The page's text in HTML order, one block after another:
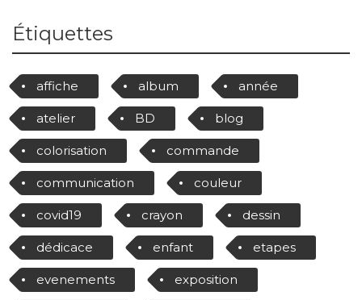
Étiquettes
affiche album année
atelier BD blog
colorisation commande
communication couleur
covid19 crayon dessin
dédicace enfant etapes
evenements exposition